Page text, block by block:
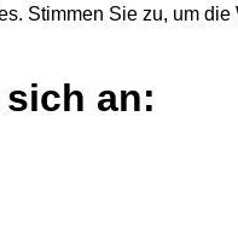
Stimmen Sie zu, um
an: